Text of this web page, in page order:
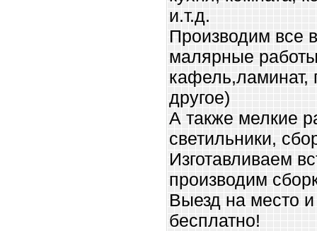
и.т.д.
Производим все
малярные
кафель,ламинат,
другое)
А также мелкие
светильники,
Изготавливаем
производим
Выезд на место
бесплатно!